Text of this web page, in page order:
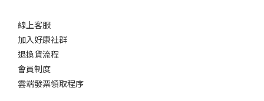
線上客服
加入好康社群
退換貨流程
會員制度
雲端發票領取程序